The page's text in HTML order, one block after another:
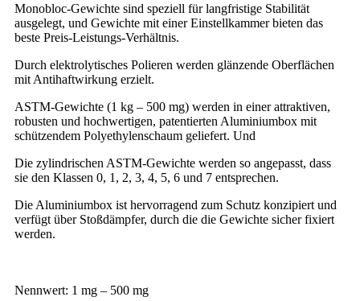
Monobloc-Gewichte sind speziell für langfristige Stabilität
ausgelegt, und Gewichte mit einer Einstellkammer bieten das
beste Preis-Leistungs-Verhältnis.
Durch elektrolytisches Polieren werden glänzende Oberflächen
mit Antihaftwirkung erzielt.
ASTM-Gewichte (1 kg – 500 mg) werden in einer attraktiven,
robusten und hochwertigen, patentierten Aluminiumbox mit
schützendem Polyethylenschaum geliefert. Und
Die zylindrischen ASTM-Gewichte werden so angepasst, dass
sie den Klassen 0, 1, 2, 3, 4, 5, 6 und 7 entsprechen.
Die Aluminiumbox ist hervorragend zum Schutz konzipiert und
verfügt über Stoßdämpfer, durch die die Gewichte sicher fixiert
werden.
Nennwert: 1 mg – 500 mg